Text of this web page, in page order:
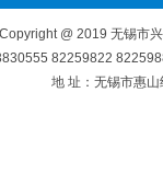
Copyright @ 2019 无锡市
82259822
地 址：无锡市惠